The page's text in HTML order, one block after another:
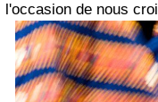
l'occasion de nous